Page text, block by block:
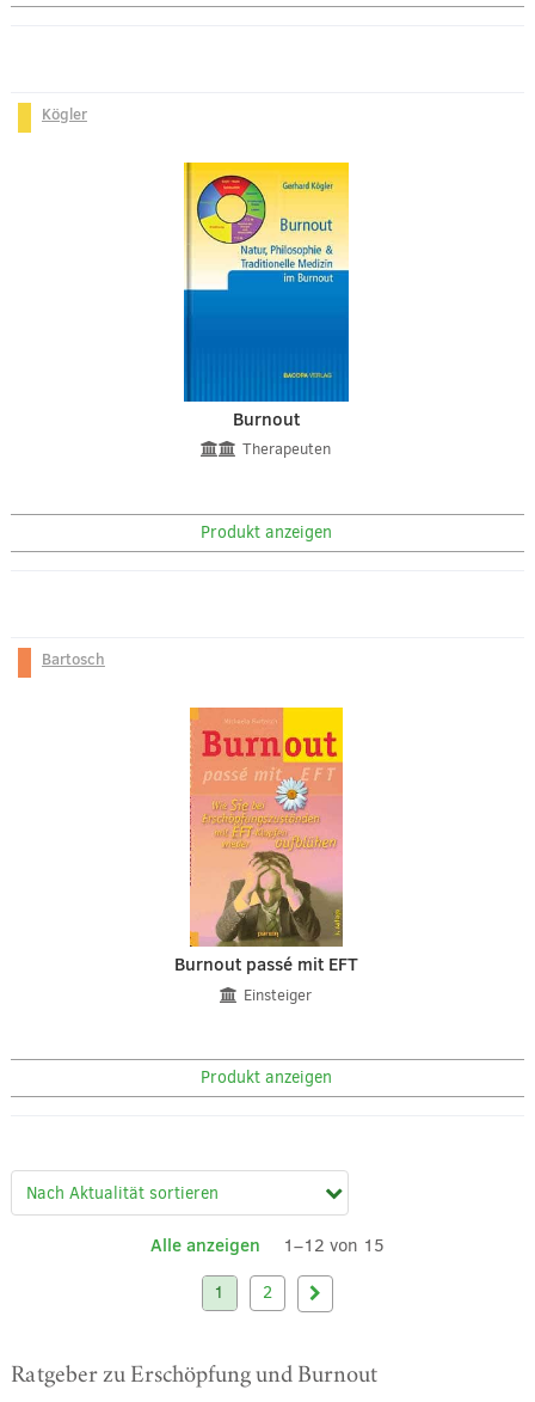
Kögler
Burnout
Therapeuten
Produkt anzeigen
Bartosch
Burnout passé mit EFT
Einsteiger
Produkt anzeigen
Alle anzeigen 1–12 von 15
1 2
Ratgeber zu Erschöpfung und Burnout